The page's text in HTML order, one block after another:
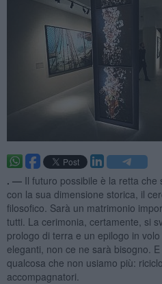
. — Il futuro possibile è la retta
con la sua dimensione storica, il
filosofico. Sarà un matrimonio
tutti. La cerimonia, certamente, si
prologo di terra e un epilogo in
eleganti, non ce ne sarà bisogno.
qualcosa che non usiamo più:
accompagnatori.